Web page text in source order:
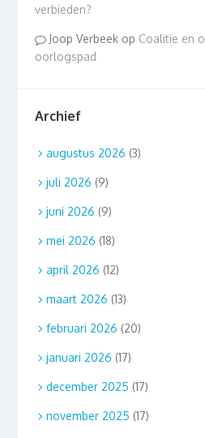
verbieden?
Joop Verbeek op Coalitie en
oorlogspad
Archief
augustus 2026 (3)
juli 2026 (9)
juni 2026 (9)
mei 2026 (18)
april 2026 (12)
maart 2026 (13)
februari 2026 (20)
januari 2026 (17)
december 2025 (17)
november 2025 (17)